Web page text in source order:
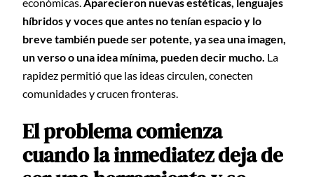
híbridos y voces que antes no tenían espacio y lo
breve también puede ser potente, ya sea una imagen,
un verso o una idea mínima, pueden decir mucho. La
rapidez permitió que las ideas circulen, conecten
comunidades y crucen fronteras.
El problema comienza
cuando la inmediatez deja de